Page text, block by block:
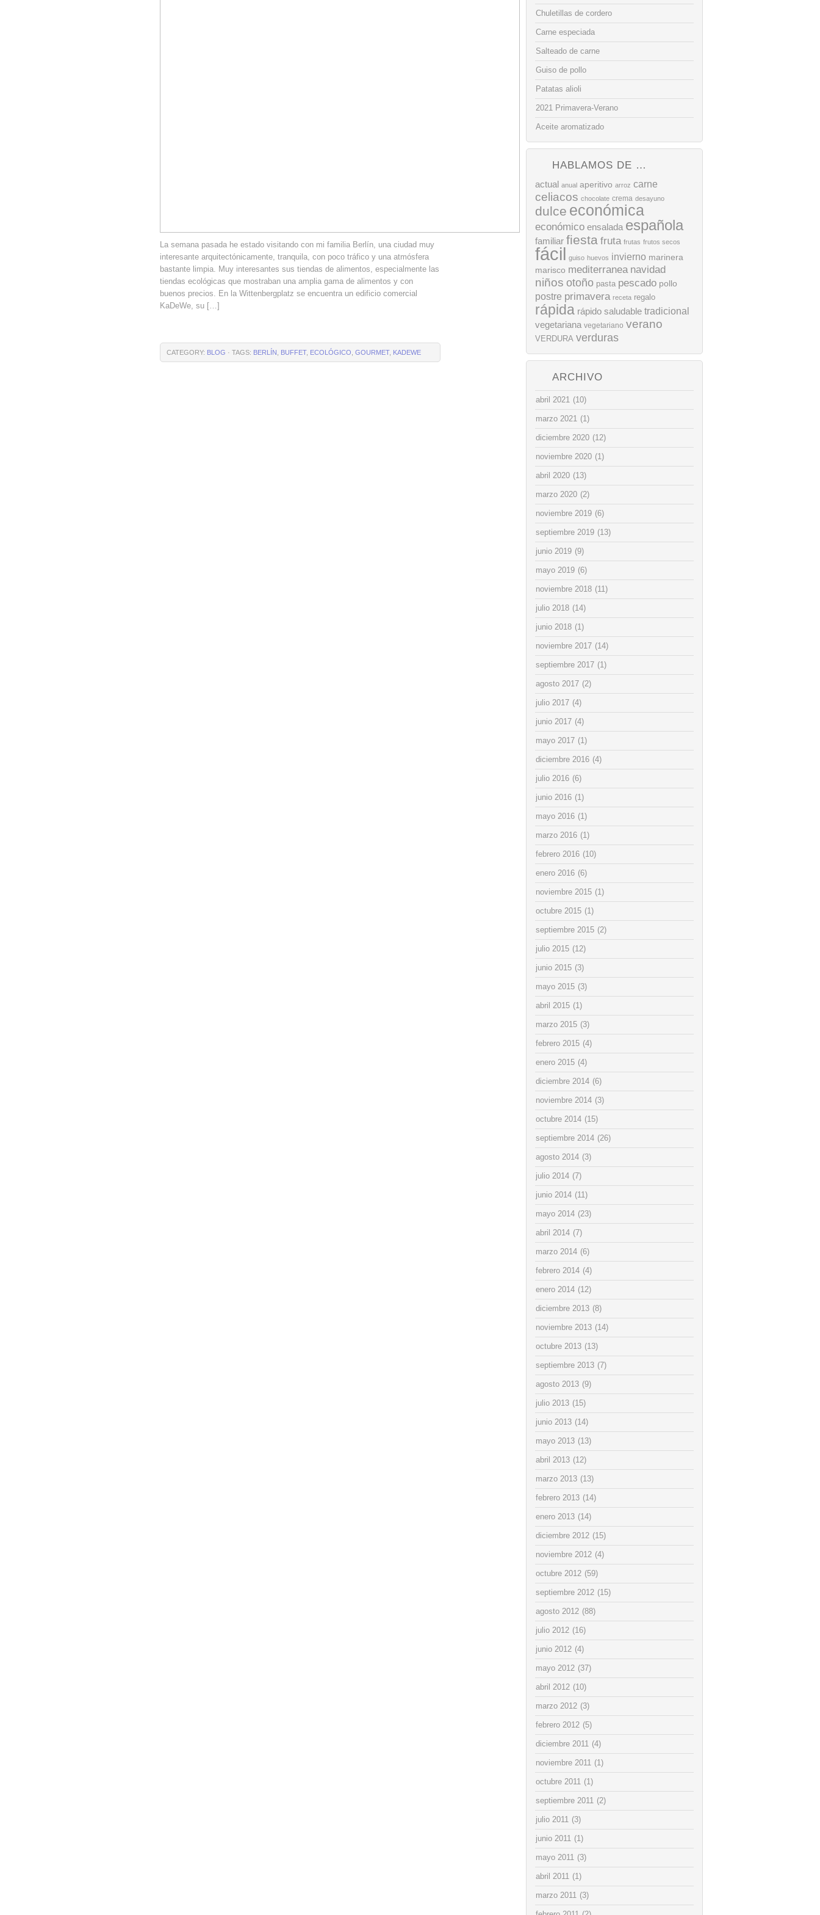
La semana pasada he estado visitando con mi familia Berlín, una ciudad muy
interesante arquitectónicamente, tranquila, con poco tráfico y una atmósfera
bastante limpia. Muy interesantes sus tiendas de alimentos, especialmente las
tiendas ecológicas que mostraban una amplia gama de alimentos y con
buenos precios. En la Wittenbergplatz se encuentra un edificio comercial
KaDeWe, su […]
CATEGORY: BLOG · TAGS: BERLÍN BUFFET, ECOLÓGICO GOURMET, KADEWE
Chuletillas de cordero
Carne especiada
Salteado de carne
Guiso de pollo
Patatas alioli
2021 Primavera-Verano
Aceite aromatizado
HABLAMOS DE …
actual anual aperitivo arroz carne
celiacos chocolate crema desayuno
dulce económica
económico ensalada española
familiar fiesta fruta frutas frutos secos
fácil guiso huevos invierno marinera
marisco mediterranea navidad
niños otoño pasta pescado pollo
postre primavera receta regalo
rápida rápido saludable tradicional
vegetariana vegetariano verano
VERDURA verduras
ARCHIVO
abril 2021 (10)
marzo 2021 (1)
diciembre 2020 (12)
noviembre 2020 (1)
abril 2020 (13)
marzo 2020 (2)
noviembre 2019 (6)
septiembre 2019 (13)
junio 2019 (9)
mayo 2019 (6)
noviembre 2018 (11)
julio 2018 (14)
junio 2018 (1)
noviembre 2017 (14)
septiembre 2017 (1)
agosto 2017 (2)
julio 2017 (4)
junio 2017 (4)
mayo 2017 (1)
diciembre 2016 (4)
julio 2016 (6)
junio 2016 (1)
mayo 2016 (1)
marzo 2016 (1)
febrero 2016 (10)
enero 2016 (6)
noviembre 2015 (1)
octubre 2015 (1)
septiembre 2015 (2)
julio 2015 (12)
junio 2015 (3)
mayo 2015 (3)
abril 2015 (1)
marzo 2015 (3)
febrero 2015 (4)
enero 2015 (4)
diciembre 2014 (6)
noviembre 2014 (3)
octubre 2014 (15)
septiembre 2014 (26)
agosto 2014 (3)
julio 2014 (7)
junio 2014 (11)
mayo 2014 (23)
abril 2014 (7)
marzo 2014 (6)
febrero 2014 (4)
enero 2014 (12)
diciembre 2013 (8)
noviembre 2013 (14)
octubre 2013 (13)
septiembre 2013 (7)
agosto 2013 (9)
julio 2013 (15)
junio 2013 (14)
mayo 2013 (13)
abril 2013 (12)
marzo 2013 (13)
febrero 2013 (14)
enero 2013 (14)
diciembre 2012 (15)
noviembre 2012 (4)
octubre 2012 (59)
septiembre 2012 (15)
agosto 2012 (88)
julio 2012 (16)
junio 2012 (4)
mayo 2012 (37)
abril 2012 (10)
marzo 2012 (3)
febrero 2012 (5)
diciembre 2011 (4)
noviembre 2011 (1)
octubre 2011 (1)
septiembre 2011 (2)
julio 2011 (3)
junio 2011 (1)
mayo 2011 (3)
abril 2011 (1)
marzo 2011 (3)